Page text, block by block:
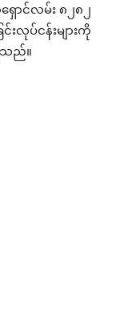
ာင်လမ်း ၈၂၈၂
းလုပ်ငန်းများကို
သည်။